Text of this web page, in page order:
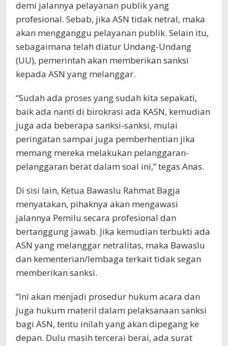
demi jalannya pelayanan publik yang
profesional. Sebab, jika ASN tidak netral, maka
akan mengganggu pelayanan publik. Selain itu,
sebagaimana telah diatur Undang-Undang
(UU), pemerintah akan memberikan sanksi
kepada ASN yang melanggar.
“Sudah ada proses yang sudah kita sepakati,
baik ada nanti di birokrasi ada KASN, kemudian
juga ada beberapa sanksi-sanksi, mulai
peringatan sampai juga pemberhentian jika
memang mereka melakukan pelanggaran-
pelanggaran berat dalam soal ini,” tegas Anas.
Di sisi lain, Ketua Bawaslu Rahmat Bagja
menyatakan, pihaknya akan mengawasi
jalannya Pemilu secara profesional dan
bertanggung jawab. Jika kemudian terbukti ada
ASN yang melanggar netralitas, maka Bawaslu
dan kementerian/lembaga terkait tidak segan
memberikan sanksi.
“Ini akan menjadi prosedur hukum acara dan
juga hukum materil dalam pelaksanaan sanksi
bagi ASN, tentu inilah yang akan dipegang ke
depan. Dulu masih tercerai berai, ada surat